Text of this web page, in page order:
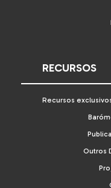
RECURSOS
Recursos
Outros